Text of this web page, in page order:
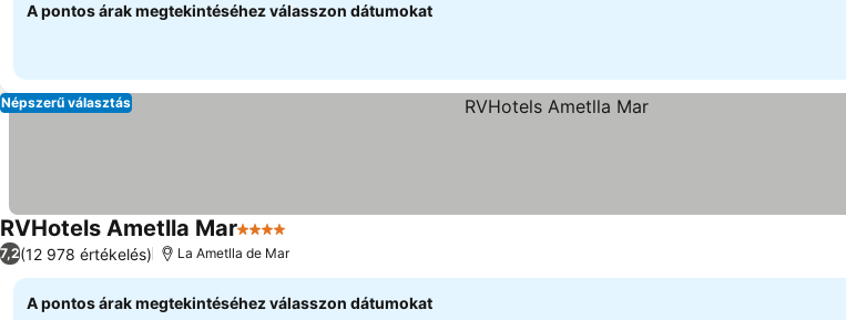
A pontos árak megtekintéséhez válasszon dátumokat
Népszerű választás
RVHotels Ametlla Mar4 Kategória
7,2(12 978 értékelés) La Ametlla de Mar
A pontos árak megtekintéséhez válasszon dátumokat